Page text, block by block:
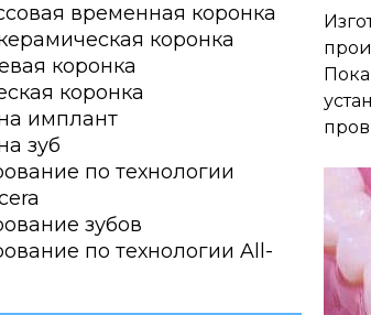
временная коронка
коронка
коронка
коронка
имплант
зуб
по технологии
зубов
по технологии All-